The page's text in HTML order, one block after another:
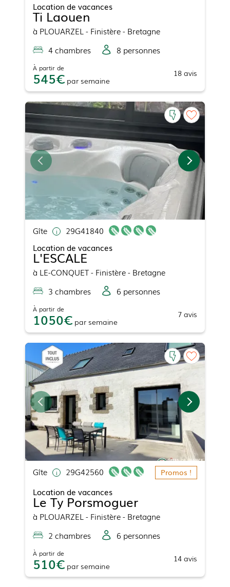
Location de vacances
Ti Laouen
à PLOUARZEL - Finistère - Bretagne
4chambres 8 personnes
À partir de
545 par semaine
18 avis
Gîte
29G41840
Location de vacances
L'ESCALE
à LE-CONQUET- Finistère - Bretagne
3 chambres 6 personnes
À partir de
1050 par semaine
7 avis
Gîte 29G42560 Promos !
Location de vacances
Le Ty Porsmoguer
à PLOUARZEL - Finistère - Bretagne
2 chambres 6 personnes
À partir de
510 par semaine
14 avis